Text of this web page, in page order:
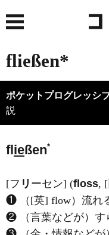
fließen*
ポケットプログレッシ
説
fließen*
[フ リ ーセン] (floss,
❶ （[英] flow）流れ
❷ （言葉などが）す